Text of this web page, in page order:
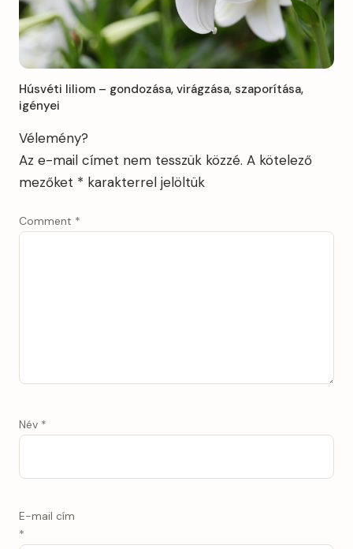
Húsvéti liliom – gondozása, virágzása, szaporítása,
igényei
Vélemény?
Az e-mail címet nem tesszük közzé. A kötelező
mezőket * karakterrel jelöltük
Comment *
Név *
E-mail cím
*